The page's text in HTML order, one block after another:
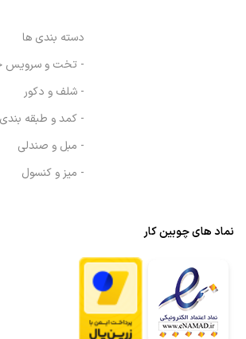
دسته بندی ها
- تخت و سرویس
- شلف و دکور
- کمد و طبقه بندی
- مبل و صندلی
- میز و کنسول
نماد های چوبین کار